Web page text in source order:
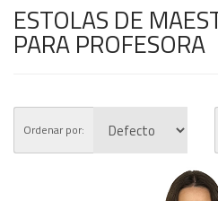
ESTOLAS DE
PARA PROFESORA
Ordenar por: